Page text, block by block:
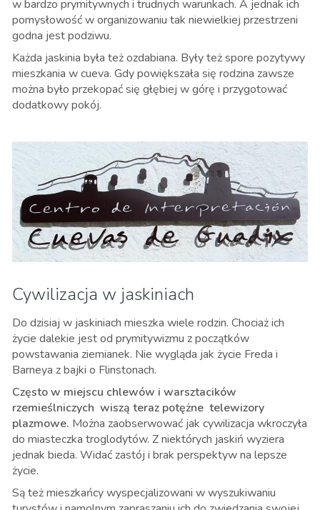
w bardzo prymitywnych i trudnych warunkach. A jednak ich
pomysłowość w organizowaniu tak niewielkiej przestrzeni
godna jest podziwu.
Każda jaskinia była też ozdabiana. Były też spore pozytywy
mieszkania w cueva. Gdy powiększała się rodzina zawsze
można było przekopać się głębiej w górę i przygotować
dodatkowy pokój.
Cywilizacja w jaskiniach
Do dzisiaj w jaskiniach mieszka wiele rodzin. Chociaż ich
życie dalekie jest od prymitywizmu z początków
powstawania ziemianek. Nie wygląda jak życie Freda i
Barneya z bajki o Flinstonach.
Często w miejscu chlewów i warsztacików
rzemieślniczych wiszą teraz potężne telewizory
plazmowe. Można zaobserwować jak cywilizacja wkroczyła
do miasteczka troglodytów. Z niektórych jaskiń wyziera
jednak bieda. Widać zastój i brak perspektyw na lepsze
życie.
Są też mieszkańcy wyspecjalizowani w wyszukiwaniu